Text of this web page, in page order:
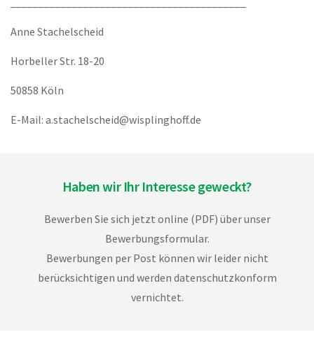
Anne Stachelscheid
Horbeller Str. 18-20
50858 Köln
E-Mail: a.stachelscheid@wisplinghoff.de
Haben wir Ihr Interesse geweckt?
Bewerben Sie sich jetzt online (PDF) über unser
Bewerbungsformular.
Bewerbungen per Post können wir leider nicht
berücksichtigen und werden datenschutzkonform
vernichtet.